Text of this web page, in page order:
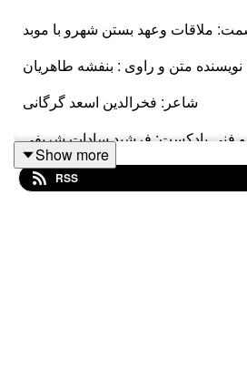
ملاقات وعهد بستن شهرو با موبد
نویسنده متن و راوی : بنفشه طاهریان
شاعر: فخرالدین اسعد گرگانی
و فنی پادکست: فرشید سادات شریفی
موسیقی فصل سوم: کوروش بابایی
Show more
RSS